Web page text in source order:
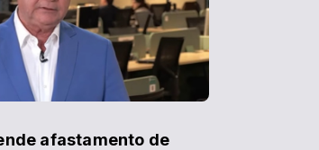
afastamento de